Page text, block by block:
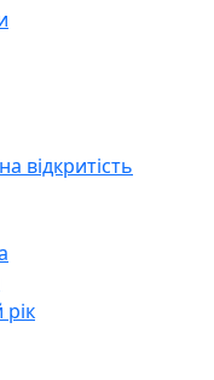
відкритість